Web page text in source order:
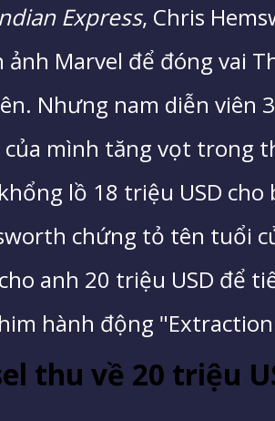
Express, Chris
Marvel để đóng vai
Nhưng nam diễn viên
mình tăng vọt trong
lồ 18 triệu USD
chứng tỏ tên tuổi
anh 20 triệu USD để
hành động
thu về 20 triệu